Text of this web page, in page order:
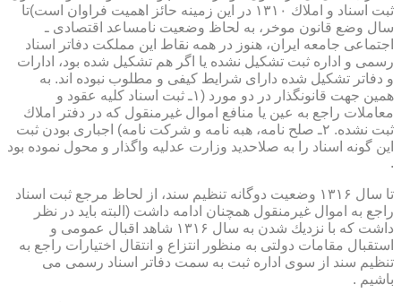
ثبت اسناد و املاك ۱۳۱۰ در این زمینه حائز اهمیت فراوان است)تا
سال وضع قانون موخر، به لحاظ وضعیت نامساعد اقتصادی ـ
اجتماعی جامعه ایران، هنوز در همه نقاط این مملكت دفاتر اسناد
رسمی و اداره ثبت تشكیل نشده یا اگر هم تشكیل شده بود، ادارات
و دفاتر تشكیل شده دارای شرایط كیفی و مطلوب نبوده اند. به
همین جهت قانونگذار در دو مورد (۱ـ ثبت اسناد كلیه عقود و
معاملات راجع به عین یا منافع اموال غیرمنقول كه در دفتر املاك
ثبت نشده. ۲ـ صلح نامه، هبه نامه و شركت نامه) اجباری بودن ثبت
این گونه اسناد را به صلاحدید وزارت عدلیه واگذار و محول نموده بود
.
تا سال ۱۳۱۶ وضعیت دوگانه تنظیم سند، از لحاظ مرجع ثبت اسناد
راجع به اموال غیرمنقول همچنان ادامه داشت (البته باید در نظر
داشت كه با نزدیك شدن به سال ۱۳۱۶ شاهد اقبال عمومی و
استقبال مقامات دولتی به منظور انتزاع و انتقال اختیارات راجع به
تنظیم سند از سوی اداره ثبت به سمت دفاتر اسناد رسمی می
باشیم .